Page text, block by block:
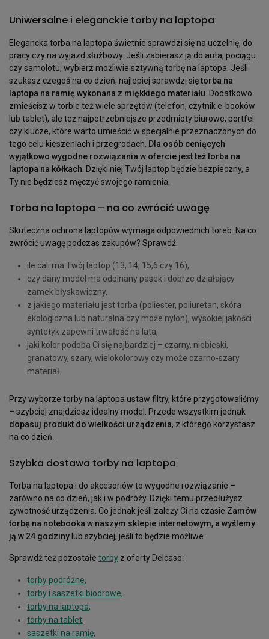
Uniwersalne i eleganckie torby na laptopa
Elegancka torba na laptopa świetnie sprawdzi się na uczelnię, do
pracy czy na wyjazd służbowy. Jeśli zabierasz ją do auta, pociągu
czy samolotu, wybierz możliwie sztywną torbę na laptopa. Jeśli
szukasz czegoś na co dzień, najlepiej sprawdzi siętorba na
laptopa na ramię wykonana z miękkiego materiału. Dodatkowo
zmieścisz w torbie też wiele sprzętów (telefon, czytnik e-booków
lub tablet), ale też najpotrzebniejsze przedmioty biurowe, portfel
czy klucze, które warto umieścić w specjalnie przeznaczonych do
tego celu kieszeniach i przegrodach. Dla osób ceniących
wyjątkowo wygodne rozwiązania w ofercie jest też torba na
laptopa na kółkach. Dzięki niej Twój laptop będzie bezpieczny, a
Ty nie będziesz męczyć swojego ramienia.
Torba na laptopa – na co zwrócić uwagę
Skuteczna ochrona laptopów wymaga odpowiednich toreb. Na co
zwrócić uwagę podczas zakupów? Sprawdź:
ile cali ma Twój laptop (13, 14, 15,6 czy 16),
czy dany model ma odpinany pasek i dobrze działający
zamek błyskawiczny,
z jakiego materiału jest torba (poliester, poliuretan, skóra
ekologiczna lub naturalna czy może nylon), wysokiej jakości
syntetyk zapewni trwałość na lata,
jaki kolor podoba Ci się najbardziej – czarny, niebieski,
granatowy, szary, wielokolorowy czy może czarno-szary
materiał.
Przy wyborze torby na laptopa ustaw filtry, które przygotowaliśmy
– szybciej znajdziesz idealny model. Przede wszystkim jednak
dopasuj produkt do wielkości urządzenia, z którego korzystasz
na co dzień.
Szybka dostawa torby na laptopa
Torba na laptopa i do akcesoriów to wygodne rozwiązanie –
zarówno na co dzień, jak i w podróży. Dzięki temu przedłużysz
żywotność urządzenia. Co jednak jeśli zależy Ci na czasie Zamów
torbę na notebooka w naszym sklepie internetowym, a wyślemy
ją w 24 godziny lub szybciej, jeśli to będzie możliwe.
Sprawdź też pozostałe torby z oferty Delcaso:
torby podróżne,
torby i saszetki biodrowe,
torby na laptopa,
torby na tablet,
saszetki na ramię,